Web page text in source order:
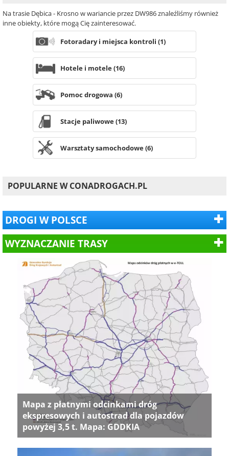
Na trasie Dębica - Krosno w wariancie przez DW986 znaleźliśmy również
inne obiekty, które mogą Cię zainteresować.
Fotoradary i miejsca kontroli (1)
Hotele i motele (16)
Pomoc drogowa (6)
Stacje paliwowe (13)
Warsztaty samochodowe (6)
POPULARNE W CONADROGACH.PL
DROGI W POLSCE
WYZNACZANIE TRASY
Mapa z płatnymi odcinkami dróg
ekspresowych i autostrad dla pojazdów
powyżej 3,5 t. Mapa: GDDKIA